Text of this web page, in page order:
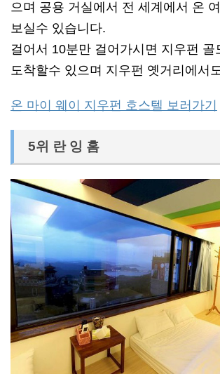
으며 공용 거실에서 전 세계에서 온
보실수 있습니다.
걸어서 10분만 걸어가시면 지우펀 골
도착할수 있으며 지우펀 옛거리에서
온 마이 웨이 지우펀 호스텔 보러가기
5위 란 잉 홈